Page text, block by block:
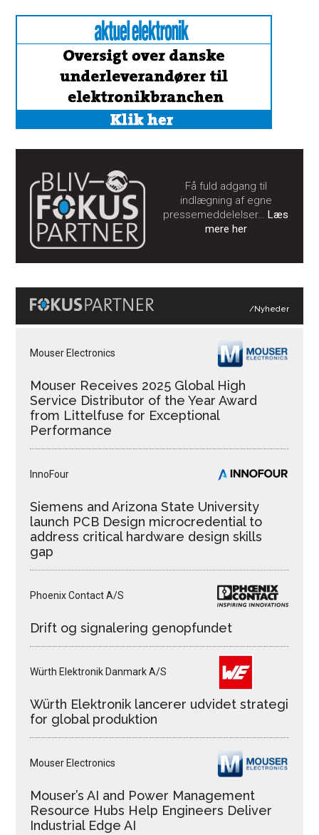
Få fuld adgang til
indlægning af egne
pressemeddelelser…Læs
mere her
/Nyheder
Mouser Electronics
Mouser Receives 2025 Global High
Service Distributor of the Year Award
from Littelfuse for Exceptional
Performance
InnoFour
Siemens and Arizona State University
launch PCB Design microcredential to
address critical hardware design skills
gap
Phoenix Contact A/S
Drift og signalering genopfundet
Würth Elektronik Danmark A/S
Würth Elektronik lancerer udvidet strategi
for global produktion
Mouser Electronics
Mouser’s AI and Power Management
Resource Hubs Help Engineers Deliver
Industrial Edge AI